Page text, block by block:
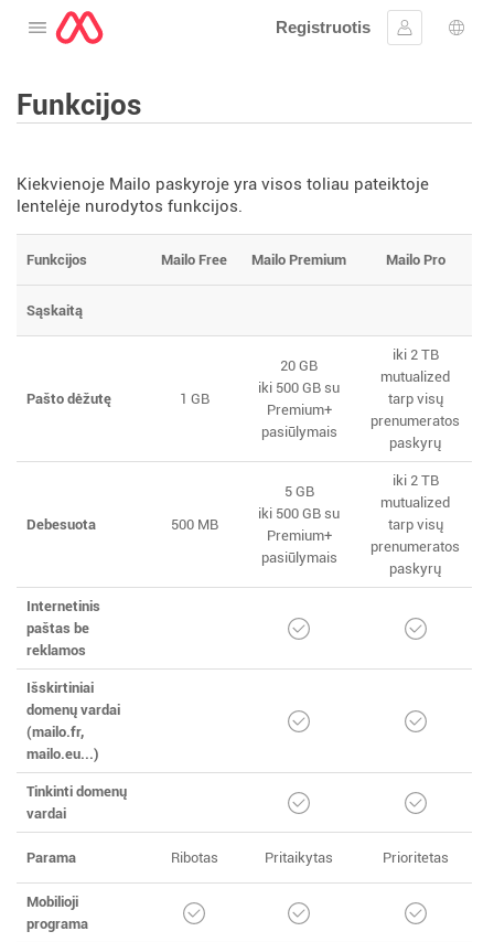
Atidarykite meniu
Registruotis
Prisijungti
Funkcijos
Kiekvienoje Mailo paskyroje yra visos toliau pateiktoje
lentelėje nurodytos funkcijos.
Funkcijos Mailo Free Mailo Premium Mailo Pro
Sąskaitą
Pašto dėžutę 1 GB
20 GB
iki 500 GB su
Premium+
pasiūlymais
iki 2 TB
mutualized
tarp visų
prenumeratos
paskyrų
Debesuota 500 MB
5 GB
iki 500 GB su
Premium+
pasiūlymais
iki 2 TB
mutualized
tarp visų
prenumeratos
paskyrų
Internetinis
paštas be
reklamos
Išskirtiniai
domenų vardai
(mailo.fr,
mailo.eu...)
Tinkinti domenų
vardai
Parama Ribotas Pritaikytas Prioritetas
Mobilioji
programa